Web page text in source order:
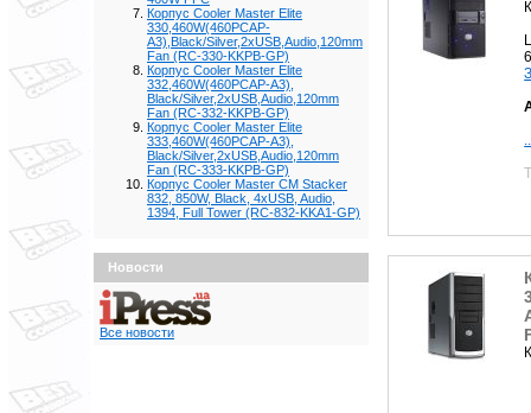
Корпус Cooler Master Elite
330,460W(460PCAP-
A3),Black/Silver,2xUSB,Audio,120mm
Fan (RC-330-KKPB-GP)
Корпус Cooler Master Elite
332,460W(460PCAP-A3),
Black/Silver,2xUSB,Audio,120mm
Fan (RC-332-KKPB-GP)
Корпус Cooler Master Elite
333,460W(460PCAP-A3),
Black/Silver,2xUSB,Audio,120mm
Fan (RC-333-KKPB-GP)
Корпус Cooler Master CM Stacker
832, 850W, Black, 4xUSB, Audio,
1394, Full Tower (RC-832-KKA1-GP)
Новости
Все новости